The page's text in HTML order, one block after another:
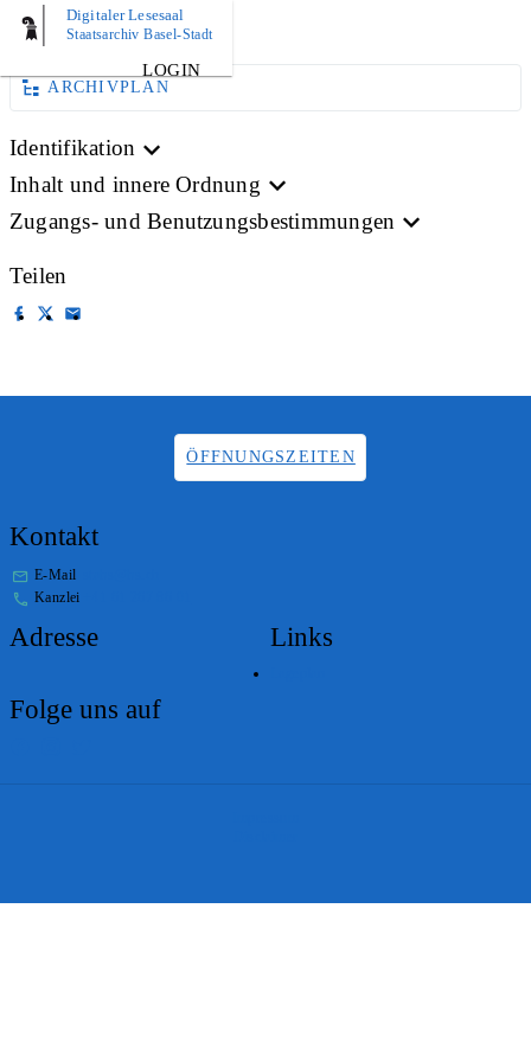
Digitaler Lesesaal
Staatsarchiv Basel-Stadt
LOGIN
BILD
ARCHIVPLAN
Identifikation
Inhalt und innere Ordnung
Zugangs- und Benutzungsbestimmungen
Teilen
ÖFFNUNGSZEITEN
Kontakt
E-Mail
Kanzlei
Adresse Links
Folge uns auf